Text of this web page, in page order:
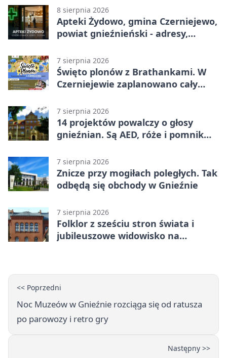
8 sierpnia 2026
Apteki Żydowo, gmina Czerniejewo,
powiat gnieźnieński - adresy,
7 sierpnia 2026
Święto plonów z Brathankami. W
Czerniejewie zaplanowano cały
7 sierpnia 2026
14 projektów powalczy o głosy
gnieźnian. Są AED, róże i pomnik
7 sierpnia 2026
Znicze przy mogiłach poległych. Tak
odbędą się obchody w Gnieźnie
7 sierpnia 2026
Folklor z sześciu stron świata i
jubileuszowe widowisko na
<< Poprzedni
Noc Muzeów w Gnieźnie rozciąga się od ratusza
po parowozy i retro gry
Następny >>